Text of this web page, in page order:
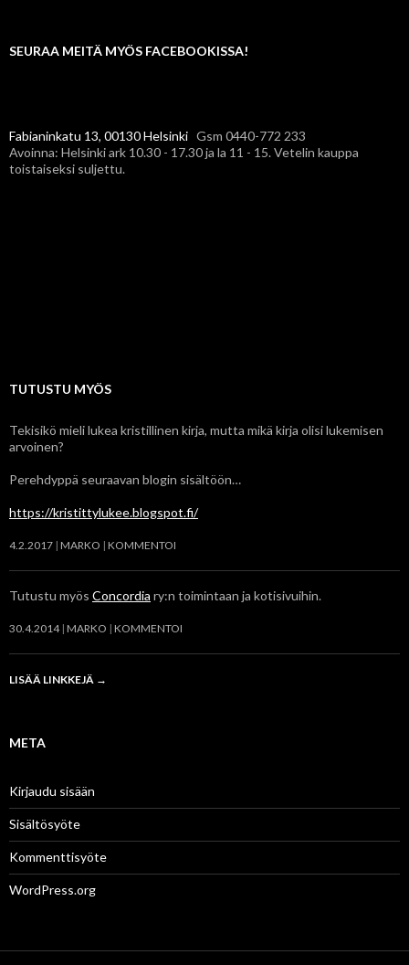
SEURAA MEITÄ MYÖS FACEBOOKISSA!
Fabianinkatu 13, 00130 Helsinki Gsm 0440-772 233
Avoinna: Helsinki ark 10.30 - 17.30 ja la 11 - 15. Vetelin kauppa
toistaiseksi suljettu.
TUTUSTU MYÖS
Tekisikö mieli lukea kristillinen kirja, mutta mikä kirja olisi lukemisen
arvoinen?
Perehdyppä seuraavan blogin sisältöön…
https://kristittylukee.blogspot.fi/
4.2.2017 MARKO KOMMENTOI
Tutustu myös Concordia ry:n toimintaan ja kotisivuihin.
30.4.2014 MARKO KOMMENTOI
LISÄÄ LINKKEJÄ →
META
Kirjaudu sisään
Sisältösyöte
Kommenttisyöte
WordPress.org